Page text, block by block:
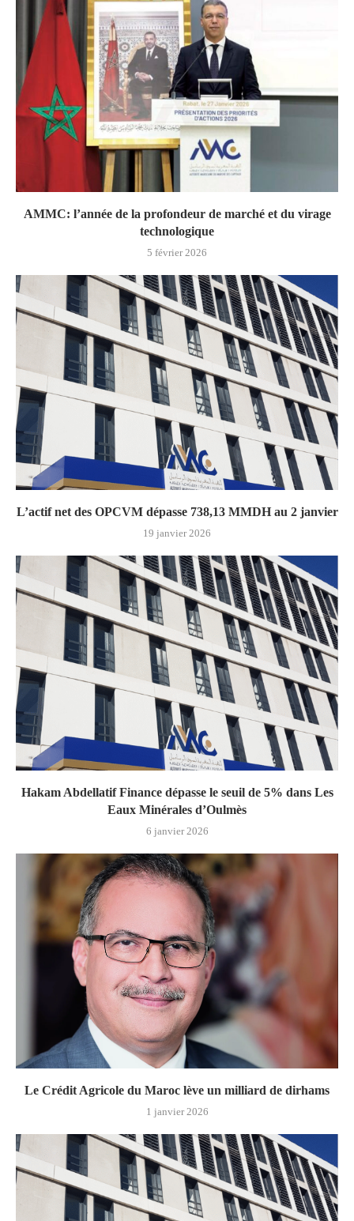
AMMC: l’année de la profondeur de marché et du virage
technologique
5 février 2026
L’actif net des OPCVM dépasse 738,13 MMDH au 2 janvier
19 janvier 2026
Hakam Abdellatif Finance dépasse le seuil de 5% dans Les
Eaux Minérales d’Oulmès
6 janvier 2026
Le Crédit Agricole du Maroc lève un milliard de dirhams
1 janvier 2026